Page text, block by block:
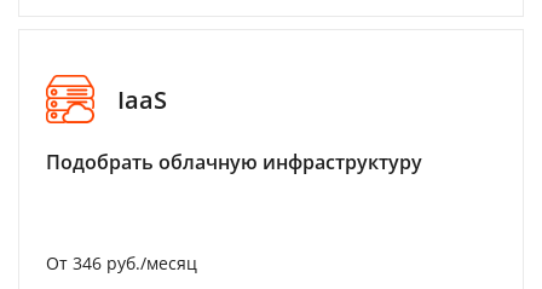
IaaS
Подобрать облачную инфраструктуру
От 346 руб./месяц